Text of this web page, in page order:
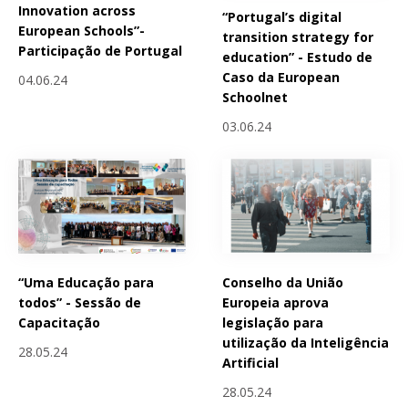
Innovation across
European Schools”-
Participação de Portugal
04.06.24
“Portugal’s digital
transition strategy for
education” - Estudo de
Caso da European
Schoolnet
03.06.24
“Uma Educação para
todos” - Sessão de
Capacitação
28.05.24
Conselho da União
Europeia aprova
legislação para
utilização da Inteligência
Artificial
28.05.24